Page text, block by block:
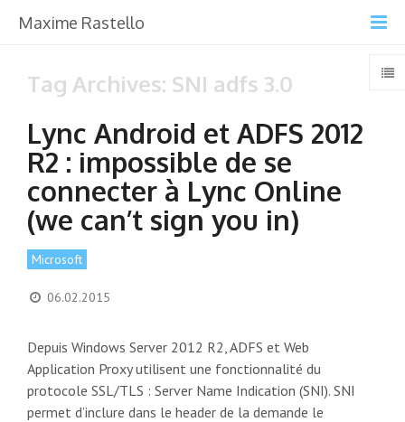
Maxime Rastello
Tag Archives: SNI adfs 3.0
Lync Android et ADFS 2012
R2 : impossible de se
connecter à Lync Online
(we can’t sign you in)
Microsoft
06.02.2015
Depuis Windows Server 2012 R2, ADFS et Web
Application Proxy utilisent une fonctionnalité du
protocole SSL/TLS : Server Name Indication (SNI). SNI
permet d’inclure dans le header de la demande le